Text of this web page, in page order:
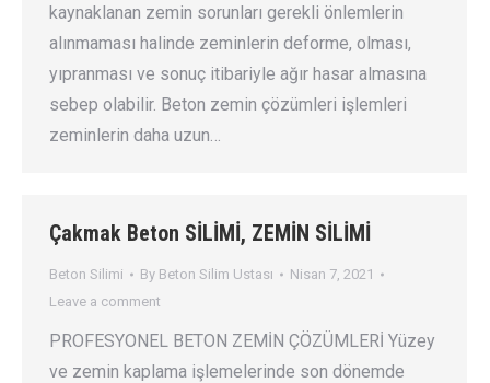
kaynaklanan zemin sorunları gerekli önlemlerin
alınmaması halinde zeminlerin deforme, olması,
yıpranması ve sonuç itibariyle ağır hasar almasına
sebep olabilir. Beton zemin çözümleri işlemleri
zeminlerin daha uzun…
Çakmak Beton SİLİMİ, ZEMİN SİLİMİ
Beton Silimi By Beton Silim Ustası
Nisan 7, 2021
Leave a comment
PROFESYONEL BETON ZEMİN ÇÖZÜMLERİ Yüzey
ve zemin kaplama işlemelerinde son dönemde